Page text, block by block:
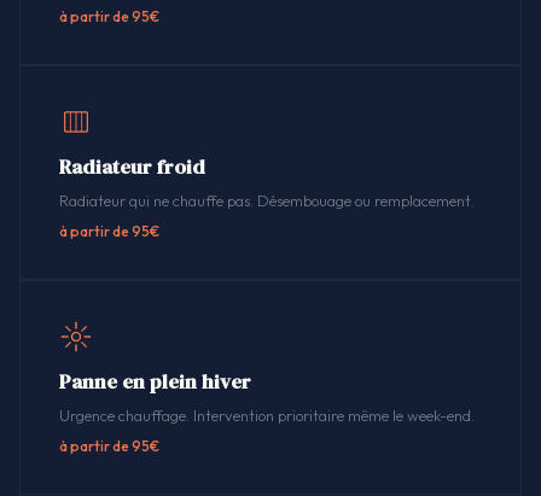
à partir de 95€
Radiateur froid
Radiateur qui ne chauffe pas. Désembouage ou remplacement.
à partir de 95€
Panne en plein hiver
Urgence chauffage. Intervention prioritaire même le week-end.
à partir de 95€